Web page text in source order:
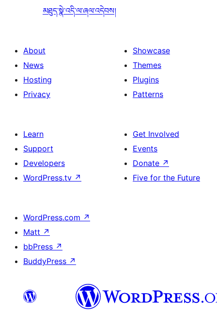
མཐུད་སྣེ་འདི་ལ་ཞལ་འདེབས།
About
News
Hosting
Privacy
Showcase
Themes
Plugins
Patterns
Learn
Support
Developers
WordPress.tv ↗
Get Involved
Events
Donate ↗
Five for the Future
WordPress.com ↗
Matt ↗
bbPress ↗
BuddyPress ↗